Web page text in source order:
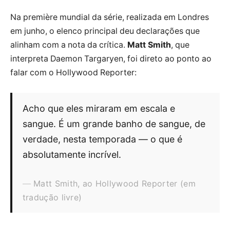
Na première mundial da série, realizada em Londres
em junho, o elenco principal deu declarações que
alinham com a nota da crítica. Matt Smith, que
interpreta Daemon Targaryen, foi direto ao ponto ao
falar com o Hollywood Reporter:
Acho que eles miraram em escala e
sangue. É um grande banho de sangue, de
verdade, nesta temporada — o que é
absolutamente incrível.
Matt Smith, ao Hollywood Reporter (em
tradução livre)